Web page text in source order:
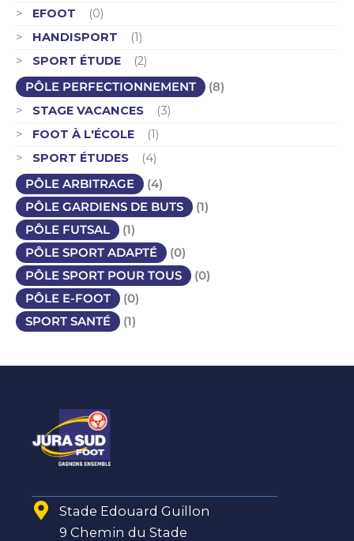
EFOOT
(0)
HANDISPORT
(1)
SPORT ÉTUDE
(2)
PÔLE PERFECTIONNEMENT
(8)
STAGE VACANCES
(3)
FOOT À L'ÉCOLE
(1)
SPORT ÉTUDES
(4)
PÔLE ARBITRAGE
(4)
PÔLE GARDIENS DE BUTS
(1)
PÔLE FUTSAL
(1)
PÔLE SPORT ADAPTÉ
(0)
PÔLE SPORT POUR TOUS
(0)
PÔLE E-FOOT
(0)
SPORT SANTÉ
(1)
Stade Edouard Guillon
9 Chemin du Stade